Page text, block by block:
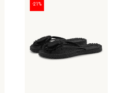
-21%